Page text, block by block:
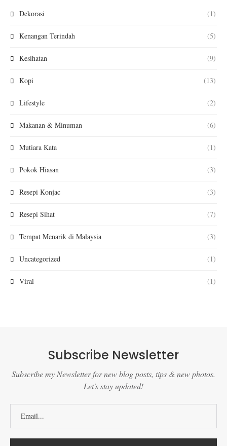
Dekorasi (1)
Kenangan Terindah (5)
Kesihatan (9)
Kopi (13)
Lifestyle (2)
Makanan & Minuman (6)
Mutiara Kata (1)
Pokok Hiasan (3)
Resepi Konjac (3)
Resepi Sihat (7)
Tempat Menarik di Malaysia (3)
Uncategorized (1)
Viral (1)
Subscribe Newsletter
Subscribe my Newsletter for new blog posts, tips & new photos.
Let's stay updated!